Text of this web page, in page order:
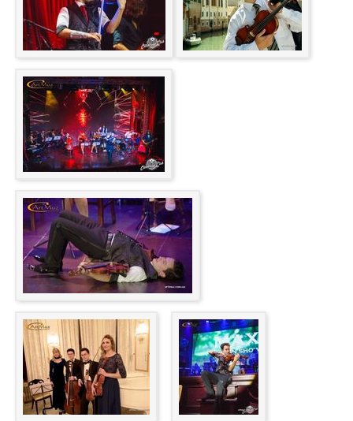
Aerosmith Tribute Show
Michael Jakson (Thay don’t care about us)
Nathan Milstein: Paganiniana
Ave Maria – Maksym Stepanenko (violin), Yegor Yegorov
(piano)